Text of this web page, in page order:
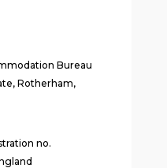
Bureau
Rotherham,
no.